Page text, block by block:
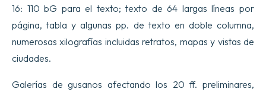
16: 110 bG para el texto; texto de 64 largas líneas por
página, tabla y algunas pp. de texto en doble columna,
numerosas xilografías incluidas retratos, mapas y vistas de
ciudades.
Galerías de gusanos afectando los 20 ff. preliminares,